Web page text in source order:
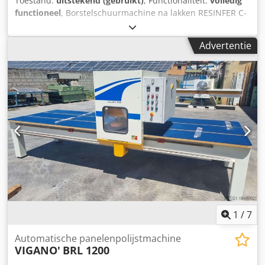
functioneel, Borstelschuurmachine na lakken RESINFER C-
900 R Werkbreedte: 900 mm Cjdpfxjx Uw Sgj Aixoha
Werkhoogte: 160 mm Aantal schuuraggregaten: 4
Advertentie
1 /7
Automatische panelenpolijstmachine
VIGANO' BRL 1200